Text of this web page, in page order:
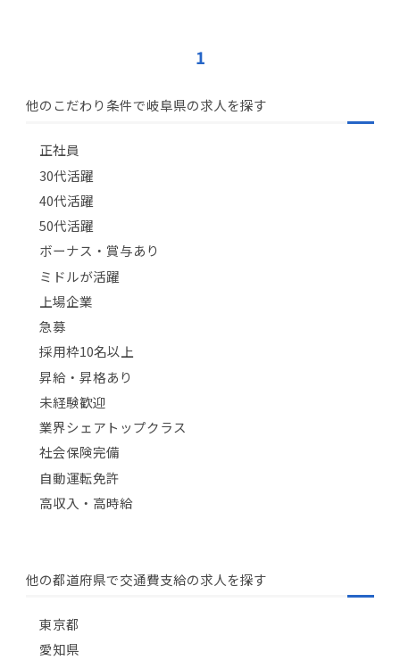
1
他のこだわり条件で岐阜県の求人を探す
正社員
30代活躍
40代活躍
50代活躍
ボーナス・賞与あり
ミドルが活躍
上場企業
急募
採用枠10名以上
昇給・昇格あり
未経験歓迎
業界シェアトップクラス
社会保険完備
自動運転免許
高収入・高時給
他の都道府県で交通費支給の求人を探す
東京都
愛知県